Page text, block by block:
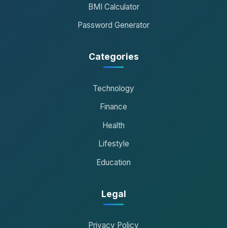
BMI Calculator
Password Generator
Categories
Technology
Finance
Health
Lifestyle
Education
Legal
Privacy Policy